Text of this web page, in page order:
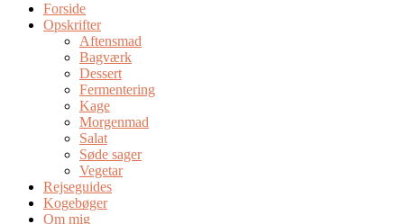
Forside
Opskrifter
Aftensmad
Bagværk
Dessert
Fermentering
Kage
Morgenmad
Salat
Søde sager
Vegetar
Rejseguides
Kogebøger
Om mig